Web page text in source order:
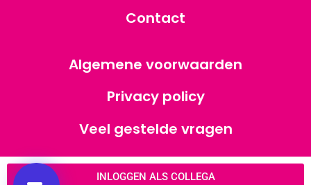
Contact
Algemene voorwaarden
Privacy policy
Veel gestelde vragen
INLOGGEN ALS COLLEGA